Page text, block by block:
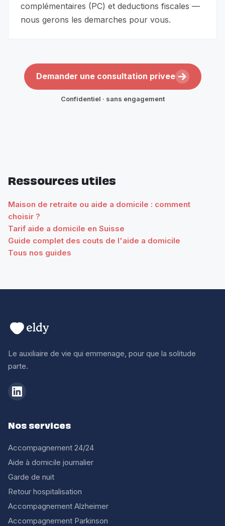
complémentaires (PC) et deductions fiscales —
nous gerons les demarches pour vous.
Demander une consultation privee
Confidentiel · sans engagement
Ressources utiles
Maison de retraite ou aide a domicile : comment
choisir ?
Tarif aide a domicile en Suisse
Guide complet des couts de l'aide a domicile
Tous nos guides
Le auxiliaire de vie qui emmenage, pour que la solitude
parte.
Nos services
Accompagnement 24/24
Aide à domicile journalier
Garde de nuit
Retour hospitalisation
Accompagnement Alzheimer
Accompagnement Parkinson